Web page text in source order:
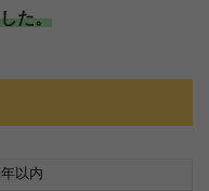
た。
以内